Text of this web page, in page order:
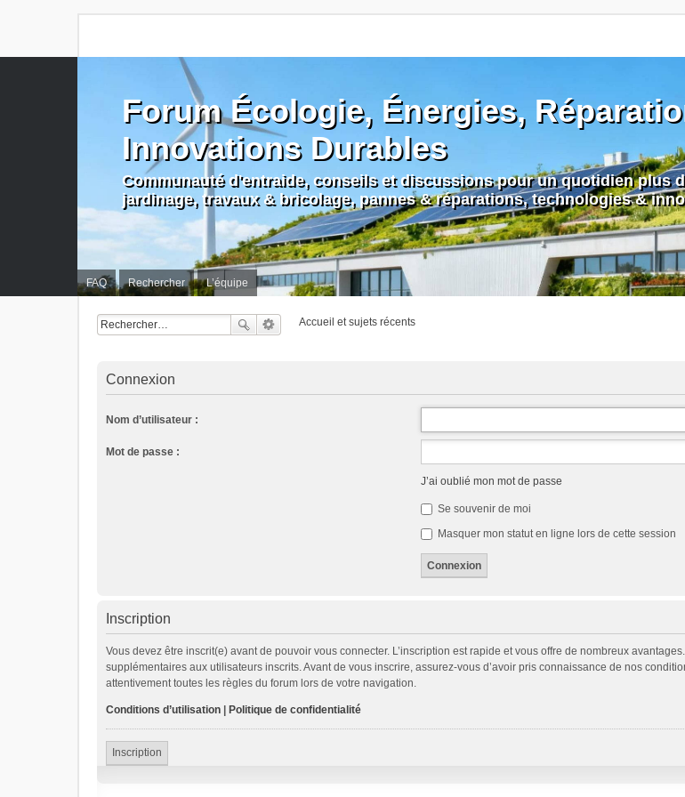
FAQ Rechercher L’équipe
Forum Écologie, Énergies,
Innovations Durables
Communauté d'entraide, conseils et discussions pour un quotidien plus
jardinage, travaux & bricolage, pannes & réparations, technologies &
Accueil et sujets récents
Connexion
Nom d’utilisateur :
Mot de passe :
J’ai oublié mon mot de passe
Se souvenir de moi
Masquer mon statut en ligne lors de cette session
Inscription
Vous devez être inscrit(e) avant de pouvoir vous connecter. L’inscription est rapide et vous offre de nombreux
supplémentaires aux utilisateurs inscrits. Avant de vous inscrire, assurez-vous d’avoir pris connaissance de nos
attentivement toutes les règles du forum lors de votre navigation.
Conditions d’utilisation Politique de confidentialité
Inscription